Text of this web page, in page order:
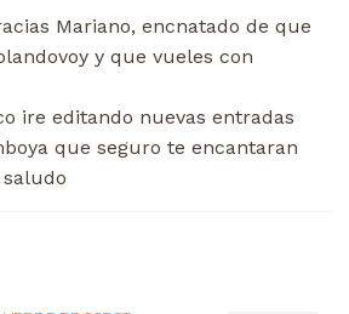
Mariano, encnatado de que
y que vueles con
ire editando nuevas entradas
que seguro te encantaran